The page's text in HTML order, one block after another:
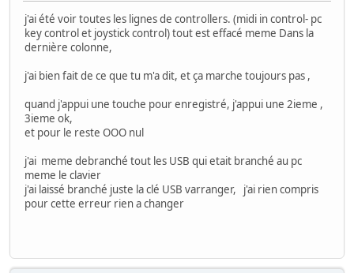
j'ai été voir toutes les lignes de controllers. (midi in control- pc
key control et joystick control) tout est effacé meme Dans la
dernière colonne,
j'ai bien fait de ce que tu m'a dit, et ça marche toujours pas ,
quand j'appui une touche pour enregistré, j'appui une 2ieme ,
3ieme ok,
et pour le reste OOO nul
j'ai meme debranché tout les USB qui etait branché au pc
meme le clavier
j'ai laissé branché juste la clé USB varranger, j'ai rien compris
pour cette erreur rien a changer